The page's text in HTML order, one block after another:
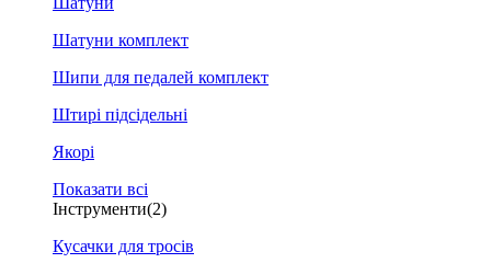
Шатуни комплект
Шипи для педалей комплект
Штирі підсідельні
Якорі
Показати всі
Інструменти(2)
Кусачки для тросів